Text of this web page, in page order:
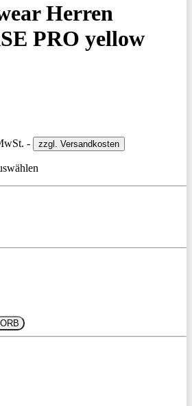
Herren
PRO yellow
- zzgl. Versandkosten